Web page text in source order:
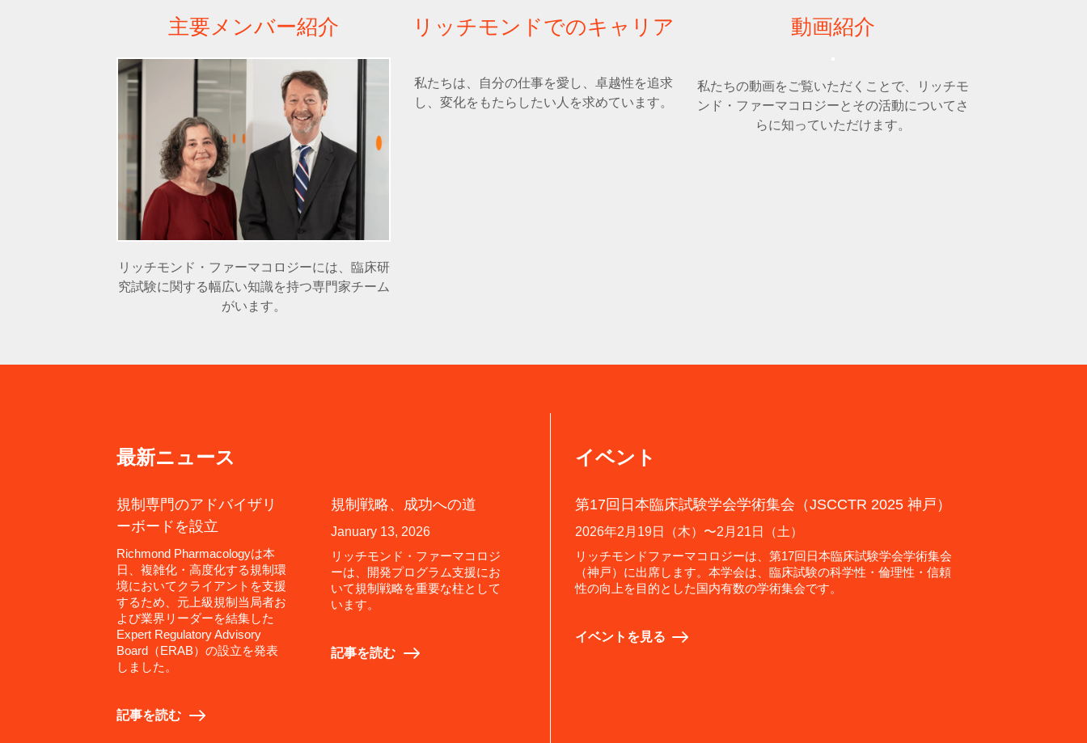
主要メンバー紹介
リッチモンド・ファーマコロジーには、臨床研
究試験に関する幅広い知識を持つ専門家チーム
がいます。
リッチモンドでのキャリア
私たちは、自分の仕事を愛し、卓越性を追求
し、変化をもたらしたい人を求めています。
動画紹介
私たちの動画をご覧いただくことで、リッチモ
ンド・ファーマコロジーとその活動についてさ
らに知っていただけます。
最新ニュース
規制専門のアドバイザリ
ーボードを設立
Richmond Pharmacologyは本
日、複雑化・高度化する規制環
境においてクライアントを支援
するため、元上級規制当局者お
よび業界リーダーを結集した
Expert Regulatory Advisory
Board（ERAB）の設立を発表
しました。
記事を読む
規制戦略、成功への道
January 13, 2026
リッチモンド・ファーマコロジ
ーは、開発プログラム支援にお
いて規制戦略を重要な柱として
います。
記事を読む
イベント
第17回日本臨床試験学会学術集会（JSCCTR 2025 神戸）
2026年2月19日（木）〜2月21日（土）
リッチモンドファーマコロジーは、第17回日本臨床試験学会学術集会
（神戸）に出席します。本学会は、臨床試験の科学性・倫理性・信頼
性の向上を目的とした国内有数の学術集会です。
イベントを見る